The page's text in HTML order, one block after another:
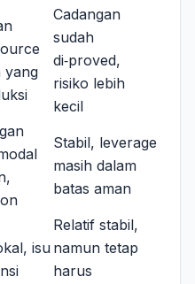
yang
Cadangan
sudah
di‑proved,
risiko lebih
kecil
Stabil, leverage
masih dalam
batas aman
isu
Relatif stabil,
namun tetap
harus